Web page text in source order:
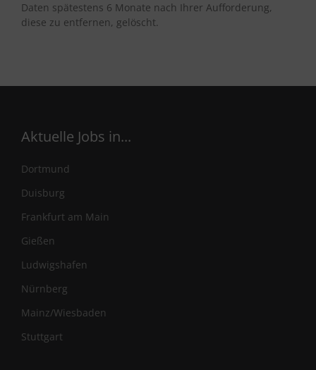
Daten spätestens 6 Monate nach Ihrer Aufforderung,
diese zu entfernen, gelöscht.
Aktuelle Jobs in...
Dortmund
Duisburg
Frankfurt am Main
Gießen
Ludwigshafen
Nürnberg
Mainz/Wiesbaden
Stuttgart